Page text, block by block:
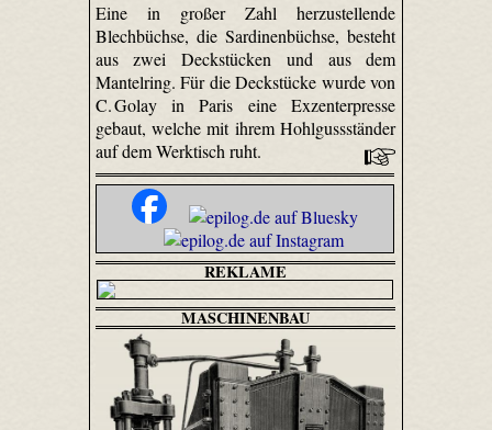
Eine in großer Zahl herzustellende
Blechbüchse, die Sardinenbüchse, besteht
aus zwei Deckstücken und aus dem
Mantelring. Für die Deckstücke wurde von
C. Golay in Paris eine Exzenterpresse
gebaut, welche mit ihrem Hohlgussständer
auf dem Werktisch ruht.
REKLAME
MASCHINENBAU